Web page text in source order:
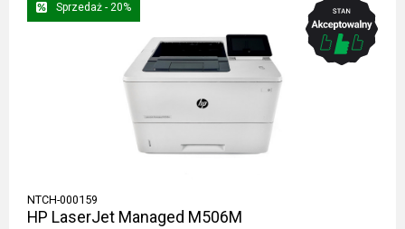
Sprzedaż - 20%
NTCH-000159
HP LaserJet Managed M506M